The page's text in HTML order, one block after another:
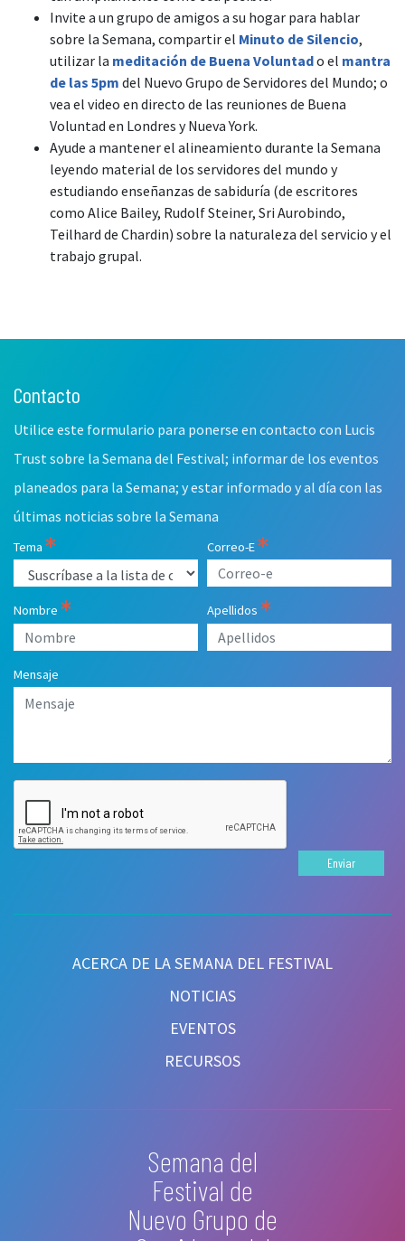
Invite a un grupo de amigos a su hogar para hablar
sobre la Semana, compartir el Minuto de Silencio,
utilizar la meditación de Buena Voluntado el mantra
de las 5pm del Nuevo Grupo de Servidores del Mundo; o
vea el video en directo de las reuniones de Buena
Voluntad en Londres y Nueva York.
Ayude a mantener el alineamiento durante la Semana
leyendo material de los servidores del mundo y
estudiando enseñanzas de sabiduría (de escritores
como Alice Bailey, Rudolf Steiner, Sri Aurobindo,
Teilhard de Chardin) sobre la naturaleza del servicio y el
trabajo grupal.
Semana del
Festival de
Nuevo Grupo de
ACERCA DE LA SEMANA DEL FESTIVAL
NOTICIAS
EVENTOS
RECURSOS
Leave
field
Contacto
Utilice este formulario para ponerse en contacto con Lucis
Trust sobre la Semana del Festival; informar de los eventos
planeados para la Semana; y estar informado y al día con las
últimas noticias sobre la Semana
Tema Correo-E
Nombre Apellidos
Mensaje
Enviar